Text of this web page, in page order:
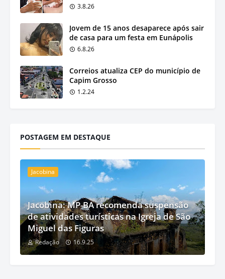
3.8.26
Jovem de 15 anos desaparece após sair
de casa para um festa em Eunápolis
6.8.26
Correios atualiza CEP do município de
Capim Grosso
1.2.24
POSTAGEM EM DESTAQUE
Jacobina
Jacobina: MP-BA recomenda suspensão
de atividades turísticas na Igreja de São
Miguel das Figuras
Redação 16.9.25